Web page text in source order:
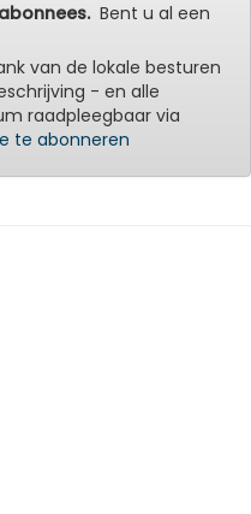
Bent u al een
van de lokale besturen
- en alle
raadpleegbaar via
te abonneren